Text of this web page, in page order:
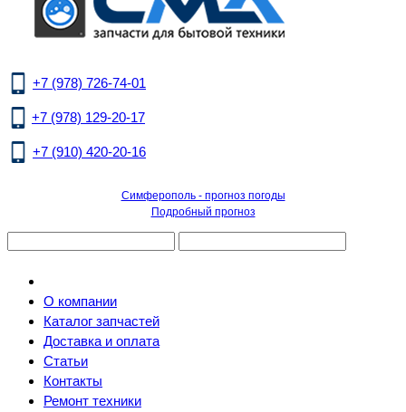
+7 (978) 726-74-01
+7 (978) 129-20-17
+7 (910) 420-20-16
Симферополь - прогноз погоды
Подробный прогноз
О компании
Каталог запчастей
Доставка и оплата
Статьи
Контакты
Ремонт техники